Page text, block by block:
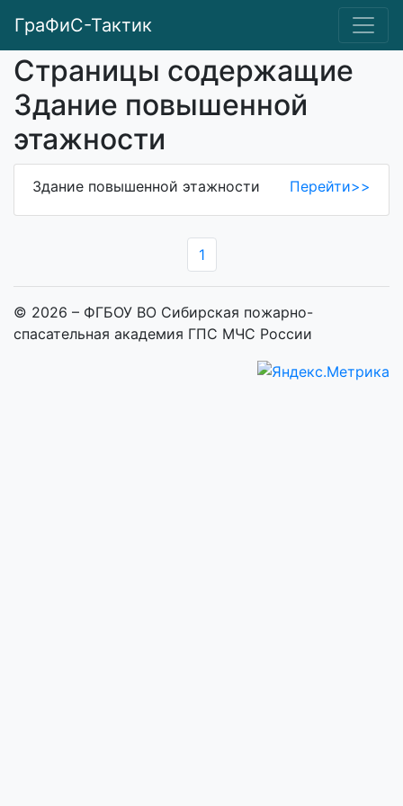
ГраФиС-Тактик
Страницы содержащие
Здание повышенной
этажности
Здание повышенной этажности Перейти>>
1
© 2026 – ФГБОУ ВО Сибирская пожарно-
спасательная академия ГПС МЧС России